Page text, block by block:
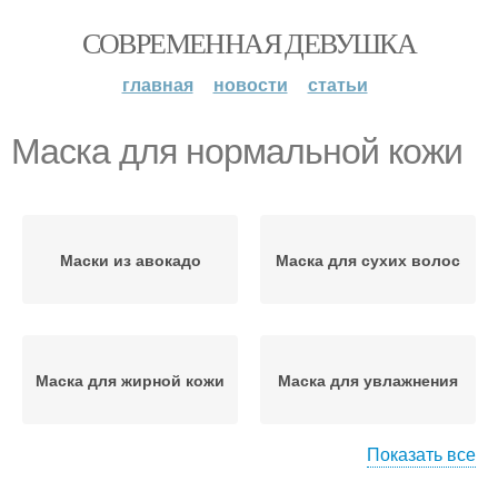
СОВРЕМЕННАЯ ДЕВУШКА
главная новости статьи
Маска для нормальной кожи
Маски из авокадо Маска для сухих волос
Маска для жирной кожи Маска для увлажнения
Показать все